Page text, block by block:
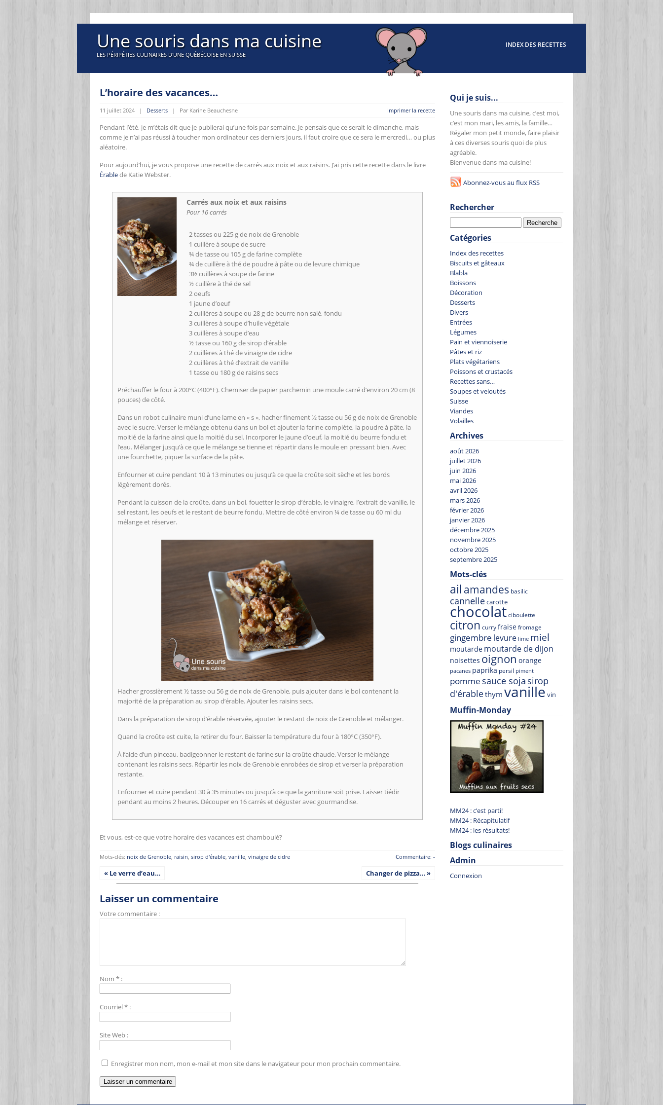
Une souris dans ma cuisine
LES PÉRIPÉTIES CULINAIRES D'UNE QUÉBÉCOISE EN SUISSE
INDEX DES RECETTES
L’horaire des vacances…
Imprimer la recette
11 juillet 2024 | Desserts | Par Karine Beauchesne
Pendant l’été, je m’étais dit que je publierai qu’une fois par semaine. Je pensais que ce serait le dimanche, mais
comme je n’ai pas réussi à toucher mon ordinateur ces derniers jours, il faut croire que ce sera le mercredi… ou plus
aléatoire.
Pour aujourd’hui, je vous propose une recette de carrés aux noix et aux raisins. J’ai pris cette recette dans le livre
Érablede Katie Webster.
Carrés aux noix et aux raisins
Pour 16 carrés
2 tasses ou 225 g de noix de Grenoble
1 cuillère à soupe de sucre
¾ de tasse ou 105 g de farine complète
¾ de cuillère à thé de poudre à pâte ou de levure chimique
3½ cuillères à soupe de farine
½ cuillère à thé de sel
2 oeufs
1 jaune d’oeuf
2 cuillères à soupe ou 28 g de beurre non salé, fondu
3 cuillères à soupe d’huile végétale
3 cuillères à soupe d’eau
½ tasse ou 160 g de sirop d’érable
2 cuillères à thé de vinaigre de cidre
2 cuillères à thé d’extrait de vanille
1 tasse ou 180 g de raisins secs
Préchauffer le four à 200°C (400°F). Chemiser de papier parchemin une moule carré d’environ 20 cm (8
pouces) de côté.
Dans un robot culinaire muni d’une lame en « s », hacher finement ½ tasse ou 56 g de noix de Grenoble
avec le sucre. Verser le mélange obtenu dans un bol et ajouter la farine complète, la poudre à pâte, la
moitié de la farine ainsi que la moitié du sel. Incorporer le jaune d’oeuf, la moitié du beurre fondu et
l’eau. Mélanger jusqu’à ce que le mélange se tienne et répartir dans le moule en pressant bien. Avec
une fourchette, piquer la surface de la pâte.
Enfourner et cuire pendant 10 à 13 minutes ou jusqu’à ce que la croûte soit sèche et les bords
légèrement dorés.
Pendant la cuisson de la croûte, dans un bol, fouetter le sirop d’érable, le vinaigre, l’extrait de vanille, le
sel restant, les oeufs et le restant de beurre fondu. Mettre de côté environ ¼ de tasse ou 60 ml du
mélange et réserver.
Hacher grossièrement ½ tasse ou 56 g de noix de Grenoble, puis ajouter dans le bol contenant la
majorité de la préparation au sirop d’érable. Ajouter les raisins secs.
Dans la préparation de sirop d’érable réservée, ajouter le restant de noix de Grenoble et mélanger.
Quand la croûte est cuite, la retirer du four. Baisser la température du four à 180°C (350°F).
À l’aide d’un pinceau, badigeonner le restant de farine sur la croûte chaude. Verser le mélange
contenant les raisins secs. Répartir les noix de Grenoble enrobées de sirop et verser la préparation
restante.
Enfourner et cuire pendant 30 à 35 minutes ou jusqu’à ce que la garniture soit prise. Laisser tiédir
pendant au moins 2 heures. Découper en 16 carrés et déguster avec gourmandise.
Et vous, est-ce que votre horaire des vacances est chamboulé?
Commentaire: -
Mots-clés: noix de Grenoble, raisin, sirop d'érable, vanille, vinaigre de cidre
« Le verre d’eau… Changer de pizza… »
Laisser un commentaire
Votre commentaire :
Nom * :
Courriel * :
Site Web :
Enregistrer mon nom, mon e-mail et mon site dans le navigateur pour mon prochain commentaire.
Qui je suis...
Une souris dans ma cuisine, c’est moi,
c’est mon mari, les amis, la famille…
Régaler mon petit monde, faire plaisir
à ces diverses souris quoi de plus
agréable.
Bienvenue dans ma cuisine!
Abonnez-vous au flux RSS
Rechercher
Catégories
Index des recettes
Biscuits et gâteaux
Blabla
Boissons
Décoration
Desserts
Divers
Entrées
Légumes
Pain et viennoiserie
Pâtes et riz
Plats végétariens
Poissons et crustacés
Recettes sans…
Soupes et veloutés
Suisse
Viandes
Volailles
Archives
août 2026
juillet 2026
juin 2026
mai 2026
avril 2026
mars 2026
février 2026
janvier 2026
décembre 2025
novembre 2025
octobre 2025
septembre 2025
Mots-clés
ail amandes basilic
cannellecarotte
chocolat ciboulette
citron curryfraisefromage
gingembre levure lime miel
moutarde moutarde de dijon
noisettes oignon orange
pacanes paprika persil piment
pomme sauce soja sirop
d'érablethym vanille vin
Muffin-Monday
MM24 : c’est parti!
MM24 : Récapitulatif
MM24 : les résultats!
Blogs culinaires
Admin
Connexion